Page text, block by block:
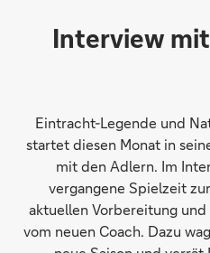
Interview
Eintracht-Legende und
startet diesen Monat in
mit den Adlern. Im
vergangene Spielzeit
aktuellen Vorbereitung
vom neuen Coach. Dazu